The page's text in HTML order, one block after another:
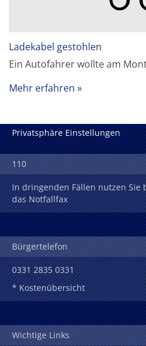
Ladekabel gestohlen
Ein Autofahrer wollte am
Mehr erfahren
Privatsphäre Einstellungen
110
In dringenden Fällen nutzen Sie
das Notfallfax
Bürgertelefon
0331 2835 0331
* Kostenübersicht
Wichtige Links